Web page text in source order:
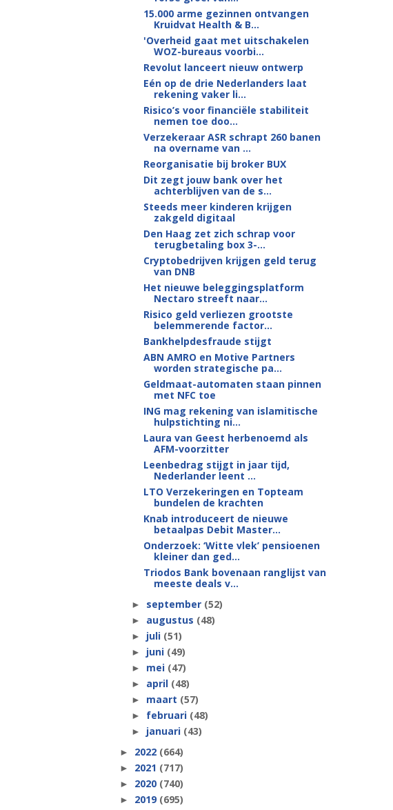
15.000 arme gezinnen ontvangen
Kruidvat Health & B...
'Overheid gaat met uitschakelen
WOZ-bureaus voorbi...
Revolut lanceert nieuw ontwerp
Eén op de drie Nederlanders laat
rekening vaker li...
Risico’s voor financiële stabiliteit
nemen toe doo...
Verzekeraar ASR schrapt 260 banen
na overname van ...
Reorganisatie bij broker BUX
Dit zegt jouw bank over het
achterblijven van de s...
Steeds meer kinderen krijgen
zakgeld digitaal
Den Haag zet zich schrap voor
terugbetaling box 3-...
Cryptobedrijven krijgen geld terug
van DNB
Het nieuwe beleggingsplatform
Nectaro streeft naar...
Risico geld verliezen grootste
belemmerende factor...
Bankhelpdesfraude stijgt
ABN AMRO en Motive Partners
worden strategische pa...
Geldmaat-automaten staan pinnen
met NFC toe
ING mag rekening van islamitische
hulpstichting ni...
Laura van Geest herbenoemd als
AFM-voorzitter
Leenbedrag stijgt in jaar tijd,
Nederlander leent ...
LTO Verzekeringen en Topteam
bundelen de krachten
Knab introduceert de nieuwe
betaalpas Debit Master...
Onderzoek: ‘Witte vlek’ pensioenen
kleiner dan ged...
Triodos Bank bovenaan ranglijst van
meeste deals v...
► september (52)
► augustus (48)
► juli (51)
► juni (49)
► mei (47)
► april (48)
► maart (57)
► februari (48)
► januari (43)
► 2022 (664)
► 2021 (717)
► 2020 (740)
► 2019 (695)